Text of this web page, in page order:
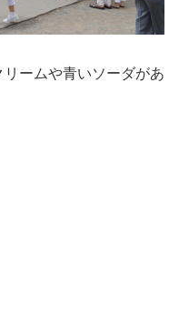
ームや青いソーダがあ